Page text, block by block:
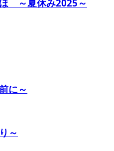
～夏休み2025～
に～
～